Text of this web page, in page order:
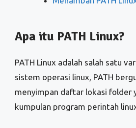
Apa itu PATH Linux?
PATH Linux adalah salah satu
sistem operasi linux, PATH
menyimpan daftar lokasi folder
kumpulan program perintah